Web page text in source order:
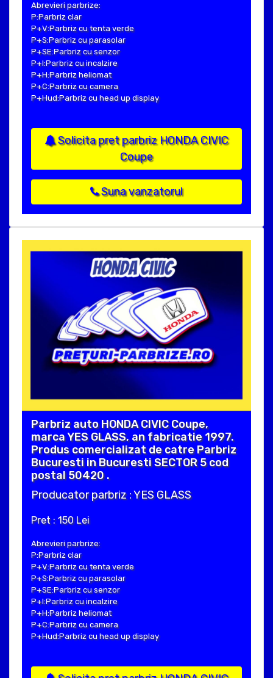
Abrevieri parbrize:
P:Parbriz clar
P+V:Parbriz cu tenta verde
P+S:Parbriz cu parasolar
P+SE:Parbriz cu senzor
P+I:Parbriz cu incalzire
P+H:Parbriz heliomat
P+C:Parbriz cu camera
P+Hud:Parbriz cu head up display
Solicita pret parbriz HONDA CIVIC
Coupe
Suna vanzatorul
Parbriz auto HONDA CIVIC Coupe,
marca YES GLASS, an fabricatie 1997.
Produs comercializat de catre Parbriz
Bucuresti in Bucuresti SECTOR 5 cod
postal 50420 .
Producator parbriz : YES GLASS
Pret : 150 Lei
Abrevieri parbrize:
P:Parbriz clar
P+V:Parbriz cu tenta verde
P+S:Parbriz cu parasolar
P+SE:Parbriz cu senzor
P+I:Parbriz cu incalzire
P+H:Parbriz heliomat
P+C:Parbriz cu camera
P+Hud:Parbriz cu head up display